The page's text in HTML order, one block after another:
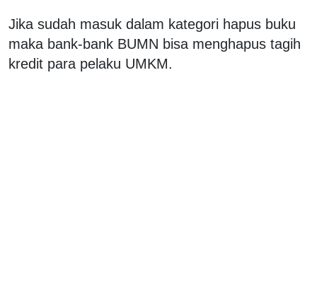
Jika sudah masuk dalam kategori hapus buku
maka bank-bank BUMN bisa menghapus tagih
kredit para pelaku UMKM.